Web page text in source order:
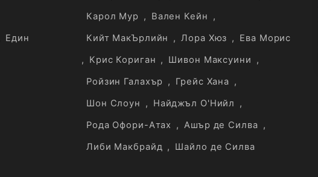
Един
Карол Мур
, Вален Кейн
,
Кийт МакЪрлийн
, Лора Хюз ,
Ева Морис
,
Крис Кориган , Шивон Максуини
,
Ройзин Галахър
, Грейс Хана ,
Шон Слоун
, Найджъл О'Нийл
,
Рода Офори-Атах
, Ашър де Силва ,
Либи Макбрайд , Шайло де Силва